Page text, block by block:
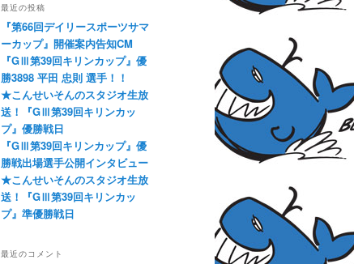
最近の投稿
『第66回デイリースポーツサマ
ーカップ』開催案内告知CM
『GⅢ第39回キリンカップ』優
勝3898 平田 忠則 選手！！
★こんせいそんのスタジオ生放
送！『GⅢ第39回キリンカッ
プ』優勝戦日
『GⅢ第39回キリンカップ』優
勝戦出場選手公開インタビュー
★こんせいそんのスタジオ生放
送！『GⅢ第39回キリンカッ
プ』準優勝戦日
最近のコメント